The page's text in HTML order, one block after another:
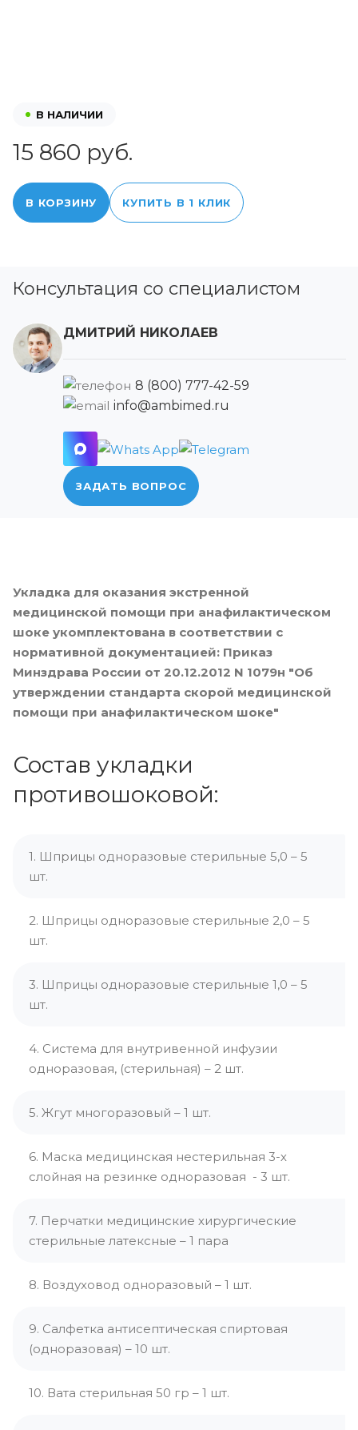
В НАЛИЧИИ
15 860 руб.
В КОРЗИНУ КУПИТЬ В 1 КЛИК
Консультация со специалистом
ДМИТРИЙ НИКОЛАЕВ
8 (800) 777-42-59
info@ambimed.ru
ЗАДАТЬ ВОПРОС
Укладка для оказания экстренной
медицинской помощи при анафилактическом
шоке укомплектована в соответствии с
нормативной документацией: Приказ
Минздрава России от 20.12.2012 N 1079н "Об
утверждении стандарта скорой медицинской
помощи при анафилактическом шоке"
Состав укладки
противошоковой:
1. Шприцы одноразовые стерильные 5,0 – 5
шт.
2. Шприцы одноразовые стерильные 2,0 – 5
шт.
3. Шприцы одноразовые стерильные 1,0 – 5
шт.
4. Система для внутривенной инфузии
одноразовая, (стерильная) – 2 шт.
5. Жгут многоразовый – 1 шт.
6. Маска медицинская нестерильная 3-х
слойная на резинке одноразовая - 3 шт.
7. Перчатки медицинские хирургические
стерильные латексные – 1 пара
8. Воздуховод одноразовый – 1 шт.
9. Салфетка антисептическая спиртовая
(одноразовая) – 10 шт.
10. Вата стерильная 50 гр – 1 шт.